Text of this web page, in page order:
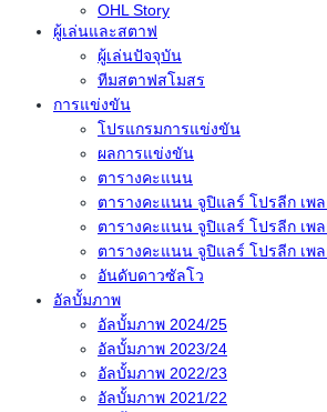
OHL Story
ผู้เล่นและสตาฟ
ผู้เล่นปัจจุบัน
ทีมสตาฟสโมสร
การแข่งขัน
โปรแกรมการแข่งขัน
ผลการแข่งขัน
ตารางคะแนน
ตารางคะแนน จูปิแลร์ โปรลีก เพ
ตารางคะแนน จูปิแลร์ โปรลีก เพ
ตารางคะแนน จูปิแลร์ โปรลีก เพ
อันดับดาวซัลโว
อัลบั้มภาพ
อัลบั้มภาพ 2024/25
อัลบั้มภาพ 2023/24
อัลบั้มภาพ 2022/23
อัลบั้มภาพ 2021/22